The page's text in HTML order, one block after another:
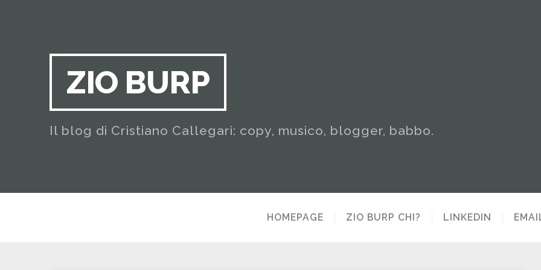
ZIO BURP
Il blog di Cristiano Callegari: copy, musico, blogger, babbo.
HOMEPAGE ZIO BURP CHI? LINKEDIN